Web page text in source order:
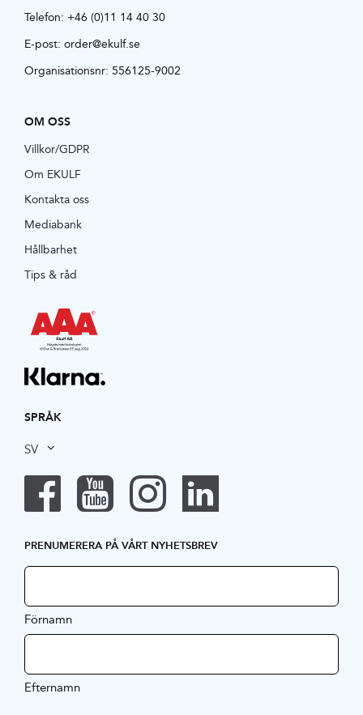
Telefon: +46 (0)11 14 40 30
E-post: order@ekulf.se
Organisationsnr: 556125-9002
OM OSS
Villkor/GDPR
Om EKULF
Kontakta oss
Mediabank
Hållbarhet
Tips & råd
SPRÅK
SV
PRENUMERERA PÅ VÅRT NYHETSBREV
Förnamn
Efternamn